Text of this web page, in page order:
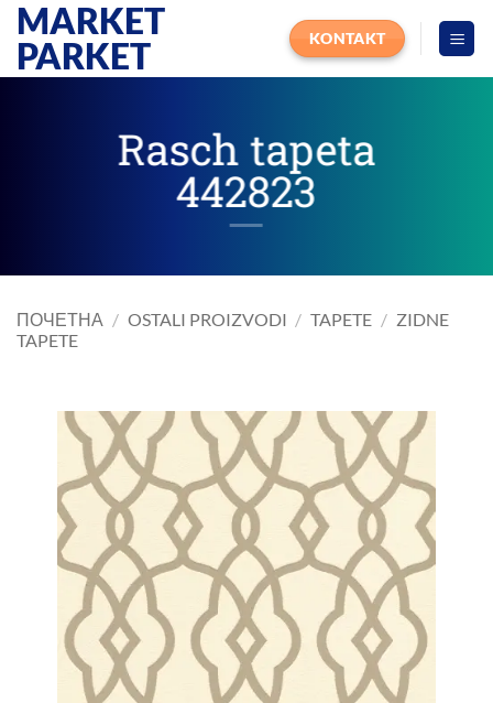
Прескочи
садржај
MARKET
PARKET
KONTAKT
Rasch tapeta
442823
ПОЧЕТНА / OSTALI PROIZVODI / TAPETE / ZIDNE
TAPETE